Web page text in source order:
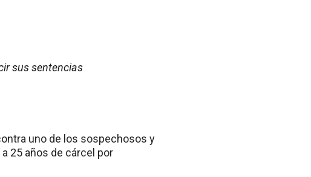
sus sentencias
uno de los sospechosos y
25 años de cárcel por